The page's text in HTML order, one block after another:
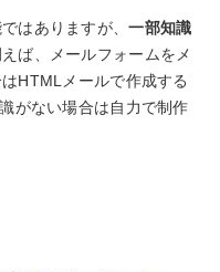
はありますが、一部知識
ば、メールフォームをメ
HTMLメールで作成する
がない場合は自力で制作